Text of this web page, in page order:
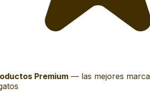
Premium—las mejores